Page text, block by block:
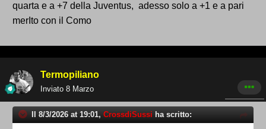
quarta e a +7 della Juventus, adesso solo a +1 e a pari
merIto con il Como
Termopiliano
Inviato 8 Marzo
Il 8/3/2026 at 19:01, CrossdiSussi ha scritto: